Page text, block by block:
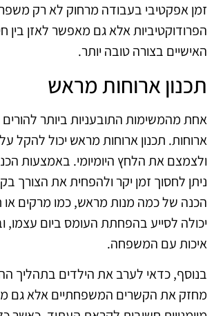
זמן אפקטיבי בעבודה מרחוק לא רק
הפרודוקטיביות אלא גם מאפשר לאזן בין
האישיים בצורה טובה יותר.
תכנון ארוחות מראש
אחת מהמשימות התובעניות ביותר
ארוחות. תכנון ארוחות מראש יכול להקל על
ולצמצם את הלחץ היומיומי. באמצעות
ניתן לחסוך זמן יקר ולהפחית את הצורך
הכנה של כמה מנות מראש, כמו מרקים או
יכולה לסייע בהפחתת העומס ביום עצמו,
איכות עם המשפחה.
בנוסף, כדאי לערב את הילדים בתהליך
מחזק את הקשרים המשפחתיים אלא גם